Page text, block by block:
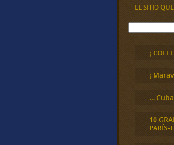
EL SITIO
B
u
¡
¡
…
10
PARÍS-